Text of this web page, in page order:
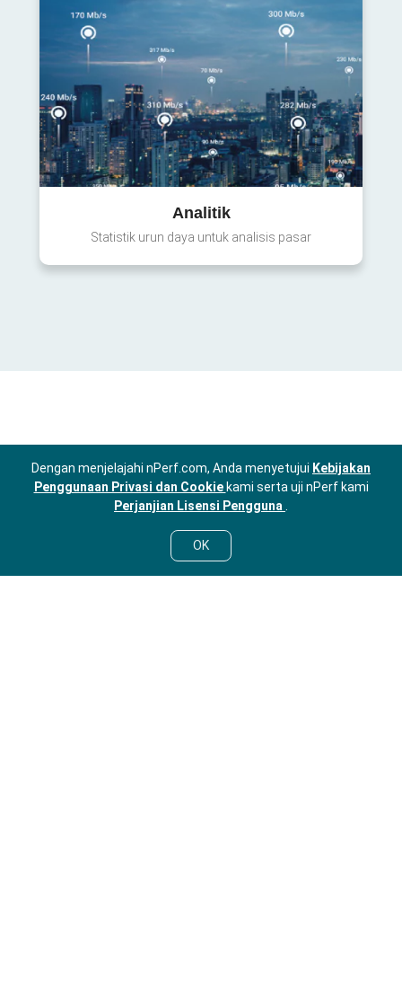
Analitik
Statistik urun daya untuk analisis pasar
Dengan menjelajahi nPerf.com, Anda menyetujui Kebijakan
Penggunaan Privasi dan Cookie kami serta uji nPerf kami
Perjanjian Lisensi Pengguna
OK